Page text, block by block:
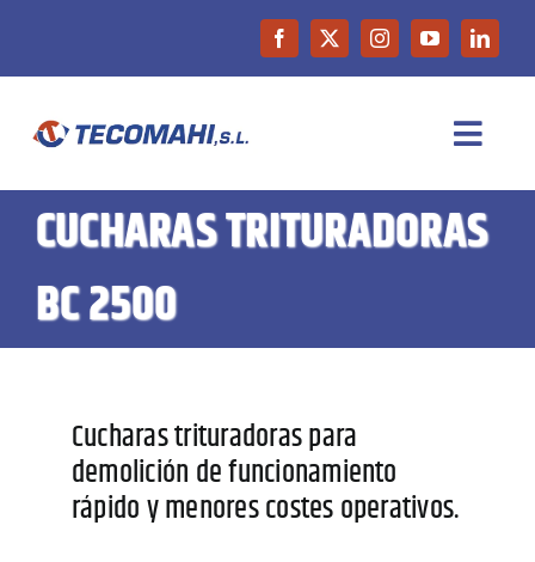
contenido
INICIO
EMPRESA
MAQUINARIA DE OCASIÓN
NOTICIAS
CUCHARAS TRITURADORAS
BC 2500
Cucharas trituradoras para
demolición de funcionamiento
rápido y menores costes operativos.